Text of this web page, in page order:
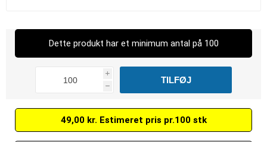
Dette produkt har et minimum antal på 100
i
h
49,00 kr. Estimeret pris pr.100 stk